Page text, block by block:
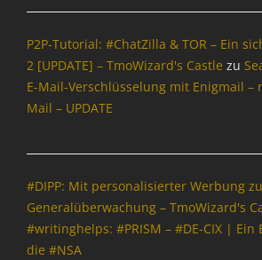
D
e
S
e
a
y
S
u
P2P-Tutorial: #ChatZilla & TOR – Ein
2 [UPDATE] – TmoWizard's Castle zu
E-Mail-Verschlüsselung mit Enigmail –
Mail – UPDATE
#DIPP: Mit personalisierter Werbung
Generalüberwachung – TmoWizard's
#writinghelps: #PRISM – #DE-CIX |
die #NSA